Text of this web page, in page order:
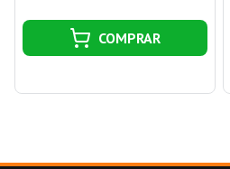
COMPRAR